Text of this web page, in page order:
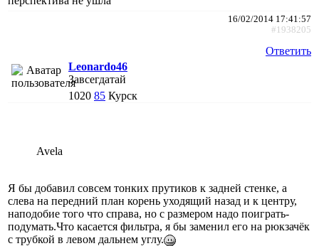
16/02/2014 17:41:57
#1938205
Ответить
Leonardo46
Завсегдатай
1020 85 Курск
Avela
Я бы добавил совсем тонких прутиков к задней стенке, а
слева на передний план корень уходящий назад и к центру,
наподобие того что справа, но с размером надо поиграть-
подумать.Что касается фильтра, я бы заменил его на рюкзачёк
с трубкой в левом дальнем углу.